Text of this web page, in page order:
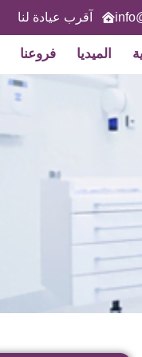
آقرب عيادة لنا
الميديا فروعنا